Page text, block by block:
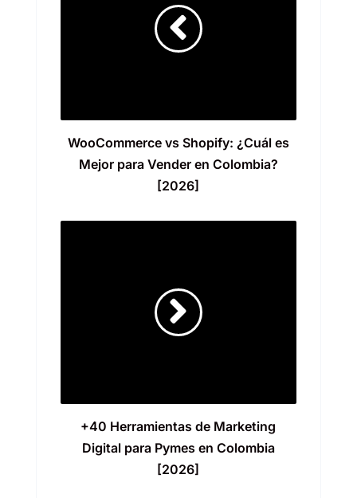
WooCommerce vs Shopify: ¿Cuál es
Mejor para Vender en Colombia?
[2026]
+40 Herramientas de Marketing
Digital para Pymes en Colombia
[2026]